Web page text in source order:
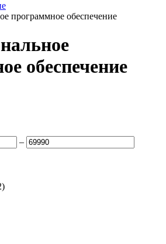
программное обеспечение
обеспечение
–